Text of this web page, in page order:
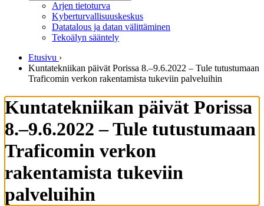
Arjen tietoturva
Kyberturvallisuuskeskus
Datatalous ja datan välittäminen
Tekoälyn sääntely
Etusivu ›
Kuntatekniikan päivät Porissa 8.–9.6.2022 – Tule tutustumaan
Traficomin verkon rakentamista tukeviin palveluihin
Kuntatekniikan päivät Porissa
8.–9.6.2022 – Tule tutustumaan
Traficomin verkon
rakentamista tukeviin
palveluihin